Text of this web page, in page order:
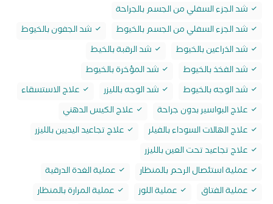
شد الجزء السفلي من الجسم بالجراحة
شد الجزء السفلي من الجسم بالخيوط
شد الجفون بالخيوط
شد الذراعين بالخيوط
شد الرقبة بالخيط
شد الفخذ بالخيوط
شد المؤخرة بالخيوط
شد الوجه بالخيوط
شد الوجه بالليزر
علاج الاستسقاء
علاج البواسير بدون جراحة
علاج الكيس الدهني
علاج الهالات السوداء بالفيلر
علاج تجاعيد اليديين بالليزر
علاج تجاعيد تحت العين بالليزر
عملية استئصال الرحم بالمنظار
عملية الغدة الدرقية
عملية الفتاق
عملية اللوز
عملية المرارة بالمنظار